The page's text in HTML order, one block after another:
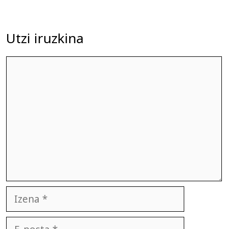
Utzi iruzkina